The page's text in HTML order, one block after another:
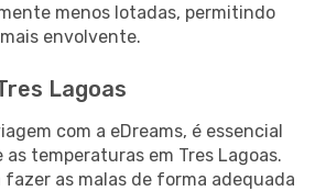
menos lotadas, permitindo
envolvente.
Lagoas
com a eDreams, é essencial
temperaturas em Tres Lagoas.
fazer as malas de forma adequada